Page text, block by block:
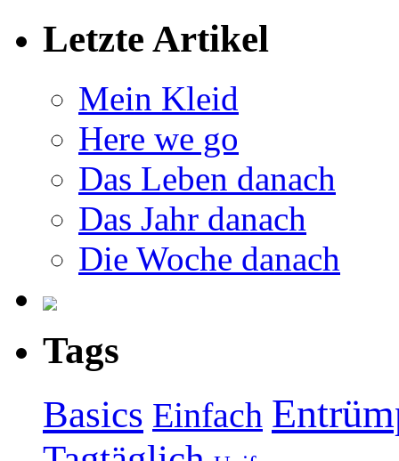
Letzte Artikel
Mein Kleid
Here we go
Das Leben danach
Das Jahr danach
Die Woche danach
Tags
Basics Einfach